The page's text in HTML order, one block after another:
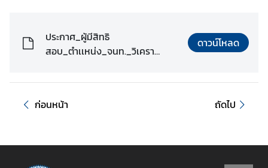
ร
ะ
า
ประกาศ_ผู้มีสิทธิ
สอบ_ตำเเหน่ง_จนท._วิเครา
ดาวน์โหลด
ก่อนหน้า ถัดไป